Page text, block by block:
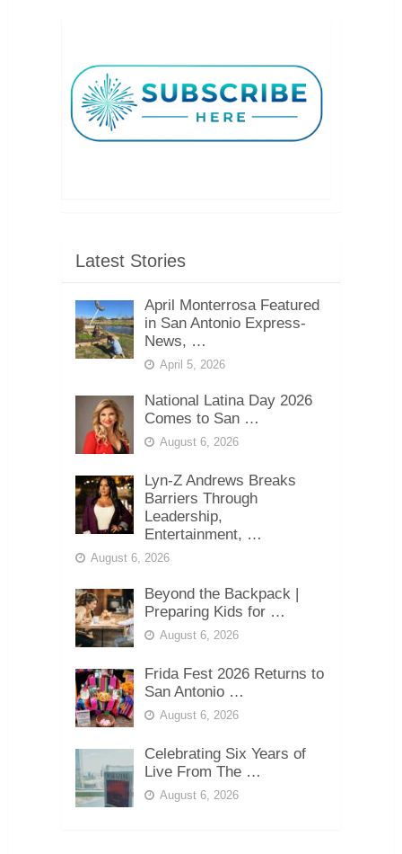
Latest Stories
April Monterrosa Featured
in San Antonio Express-
News, …
April 5, 2026
National Latina Day 2026
Comes to San …
August 6, 2026
Lyn-Z Andrews Breaks
Barriers Through
Leadership,
Entertainment, …
August 6, 2026
Beyond the Backpack |
Preparing Kids for …
August 6, 2026
Frida Fest 2026 Returns to
San Antonio …
August 6, 2026
Celebrating Six Years of
Live From The …
August 6, 2026